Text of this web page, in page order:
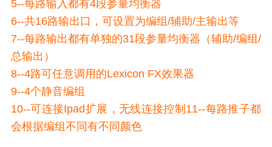
5--每路输入都有4段参量均衡器
6--共16路输出口，可设置为编组/辅助/主输出等
7--每路输出都有单独的31段参量均衡器（辅助/编组/
总输出）
8--4路可任意调用的Lexicon FX效果器
9--4个静音编组
10--可连接Ipad扩展，无线连接控制11--每路推子都
会根据编组不同有不同颜色